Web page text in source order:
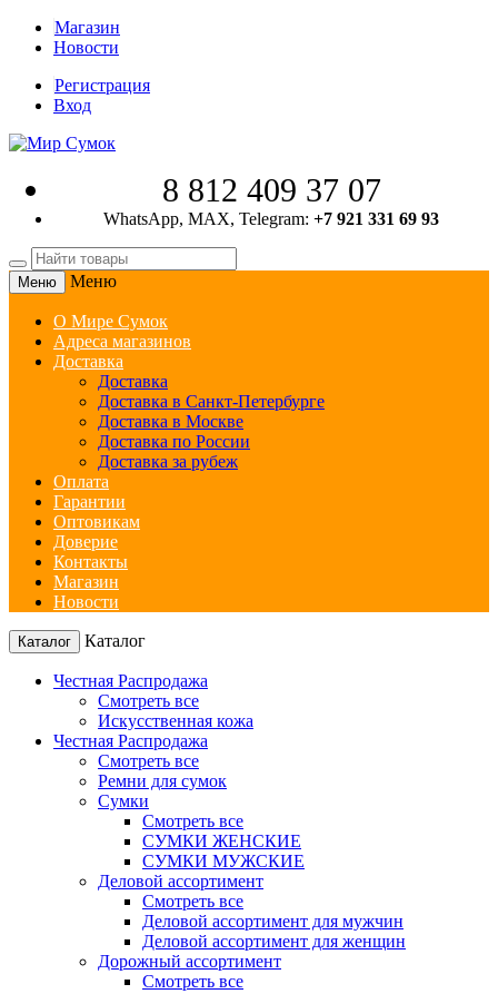
Магазин
Новости
Регистрация
Вход
8 812 409 37 07
WhatsApp, MAX, Telegram: +7 921 331 69 93
Меню Меню
О Мире Сумок
Адреса магазинов
Доставка
Доставка
Доставка в Санкт-Петербурге
Доставка в Москве
Доставка по России
Доставка за рубеж
Оплата
Гарантии
Оптовикам
Доверие
Контакты
Магазин
Новости
Каталог Каталог
Честная Распродажа
Смотреть все
Искусственная кожа
Честная Распродажа
Смотреть все
Ремни для сумок
Сумки
Смотреть все
СУМКИ ЖЕНСКИЕ
СУМКИ МУЖСКИЕ
Деловой ассортимент
Смотреть все
Деловой ассортимент для мужчин
Деловой ассортимент для женщин
Дорожный ассортимент
Смотреть все